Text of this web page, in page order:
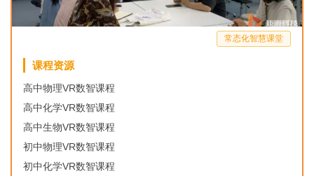
常态化智慧课堂
课程资源
高中物理VR数智课程
高中化学VR数智课程
高中生物VR数智课程
初中物理VR数智课程
初中化学VR数智课程